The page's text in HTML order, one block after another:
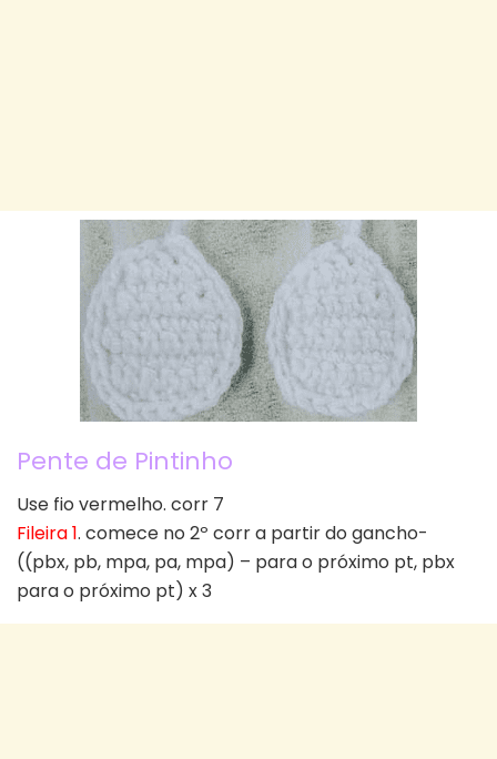
Pente de Pintinho
Use fio vermelho. corr 7
Fileira 1. comece no 2º corr a partir do gancho-
((pbx, pb, mpa, pa, mpa) – para o próximo pt, pbx
para o próximo pt) x 3